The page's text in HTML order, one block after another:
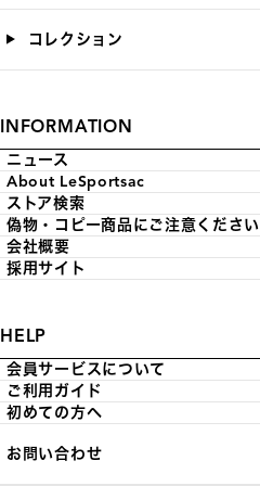
コレクション
INFORMATION
ニュース
About LeSportsac
ストア検索
偽物・コピー商品にご注意ください
会社概要
採用サイト
HELP
会員サービスについて
ご利用ガイド
初めての方へ
お問い合わせ